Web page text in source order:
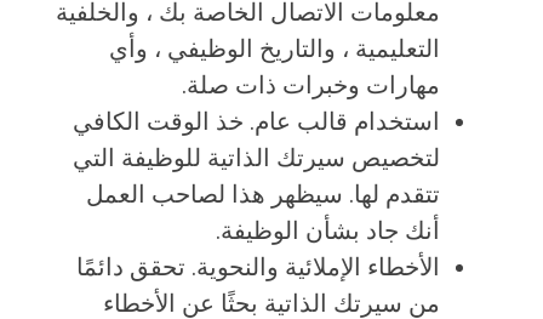
معلومات الاتصال الخاصة بك ، والخلفية
التعليمية ، والتاريخ الوظيفي ، وأي
مهارات وخبرات ذات صلة.
استخدام قالب عام. خذ الوقت الكافي
لتخصيص سيرتك الذاتية للوظيفة التي
تتقدم لها. سيظهر هذا لصاحب العمل
أنك جاد بشأن الوظيفة.
الأخطاء الإملائية والنحوية. تحقق دائمًا
من سيرتك الذاتية بحثًا عن الأخطاء